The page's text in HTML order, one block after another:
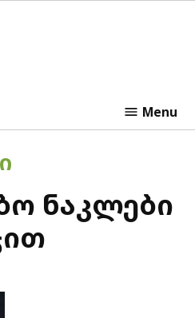
Menu
ნაკლები